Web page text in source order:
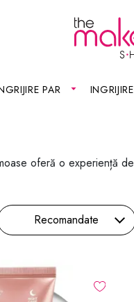
PAR
oferă o experiență
Recomandate